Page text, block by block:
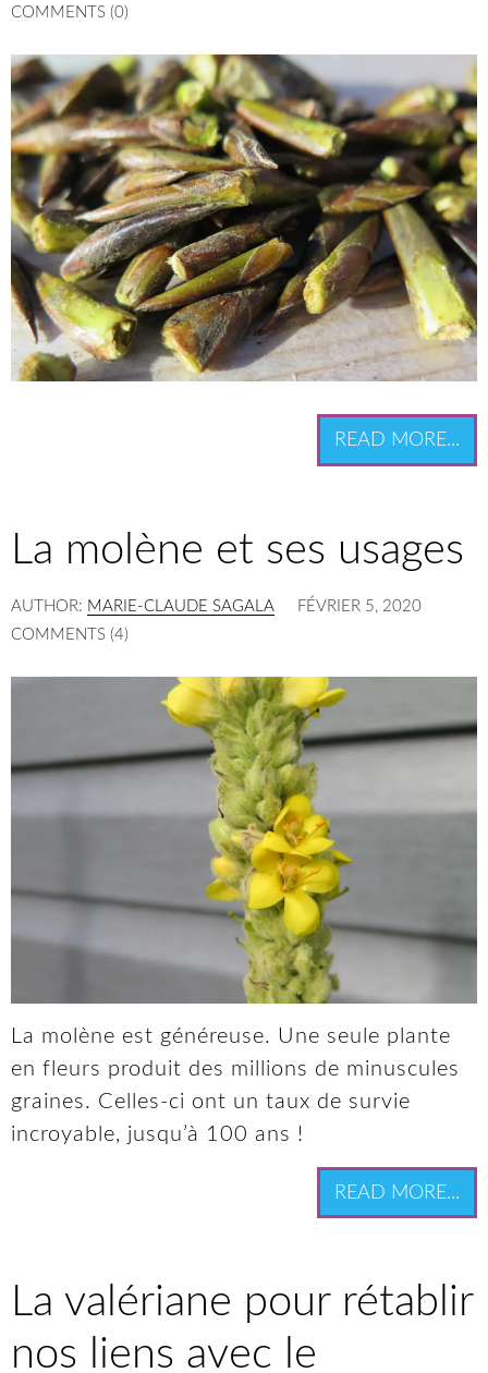
COMMENTS (0)
READ MORE...
La molène et ses usages
AUTHOR: MARIE-CLAUDE SAGALA
FÉVRIER 5, 2020
COMMENTS (4)
La molène est généreuse. Une seule plante
en fleurs produit des millions de minuscules
graines. Celles-ci ont un taux de survie
incroyable, jusqu’à 100 ans !
READ MORE...
La valériane pour rétablir
nos liens avec le